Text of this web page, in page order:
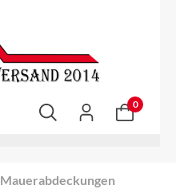
0
Mauerabdeckungen